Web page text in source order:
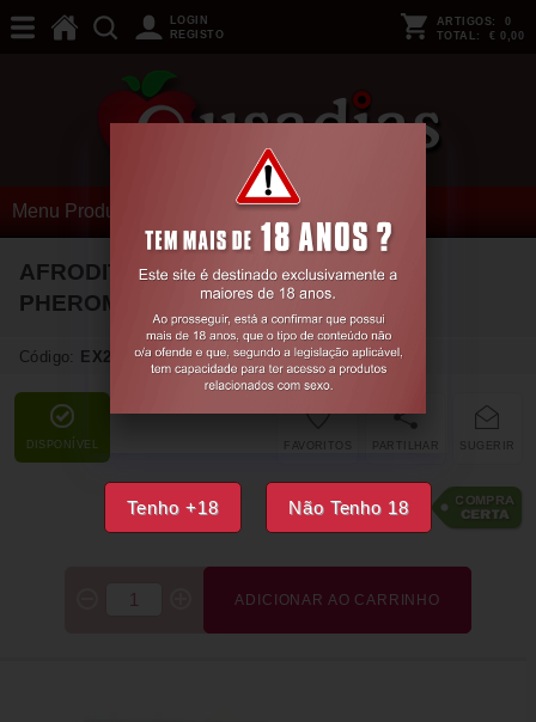
Tenho +18 Não Tenho 18
LOGIN
REGISTO
ARTIGOS: 0
TOTAL: € 0,00
Menu Produtos
AFRODITA PERFUME NATURAL
PHEROMONES SECRET PLAY 50ML
Código: EX24576
DISPONÍVEL SUGERIR
PARTILHAR
FAVORITOS
€24,00
ADICIONAR AO CARRINHO